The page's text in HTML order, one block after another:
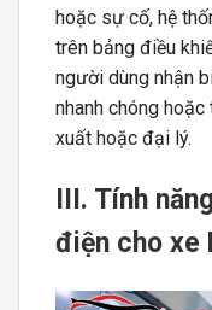
hoặc sự cố, hệ
trên bảng điều
người dùng nhận
nhanh chóng
xuất hoặc đại lý.
III. Tính
điện cho xe